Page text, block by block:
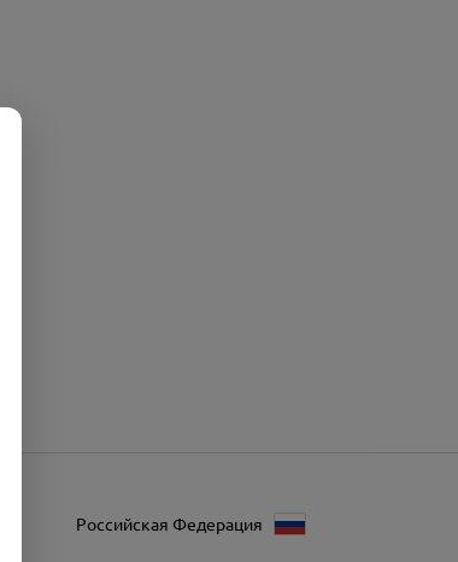
Российская Федерация